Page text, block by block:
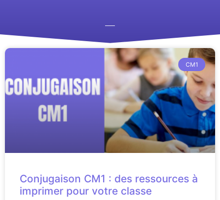
CM1
Conjugaison CM1 : des ressources à
imprimer pour votre classe